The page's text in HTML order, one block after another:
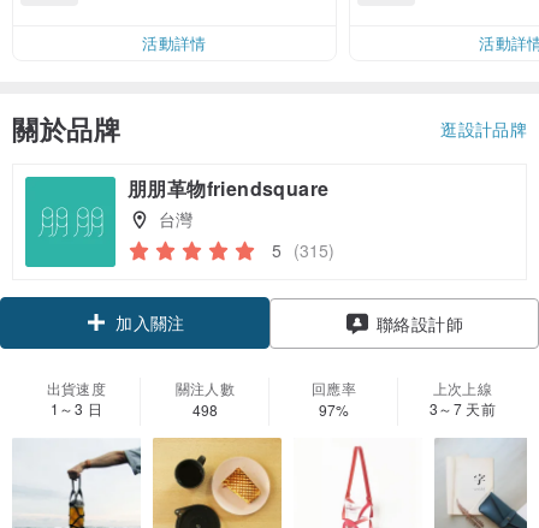
活動詳情
活動詳
關於品牌 逛設計品牌
朋朋革物friendsquare
台灣
5 (315)
加入關注 聯絡設計師
出貨速度
1～3 日
關注人數
498
回應率
97%
上次上線
3～7 天前